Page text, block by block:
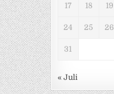
17 18 19
24 25 26
31
« Juli